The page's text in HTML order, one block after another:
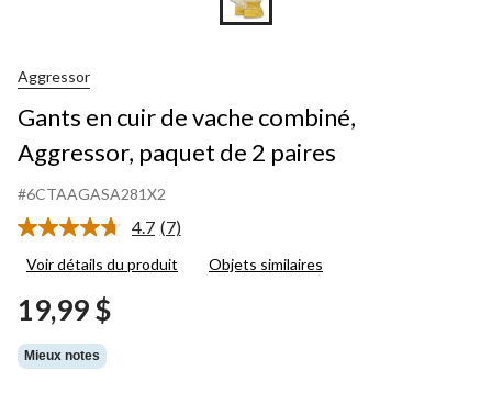
Aggressor
Gants en cuir de vache combiné,
Aggressor, paquet de 2 paires
#6CTAAGASA281X2
4.7 Lire
7
(7)
Voir détails du produit Objets similaires
19,99 $
Mieux notes